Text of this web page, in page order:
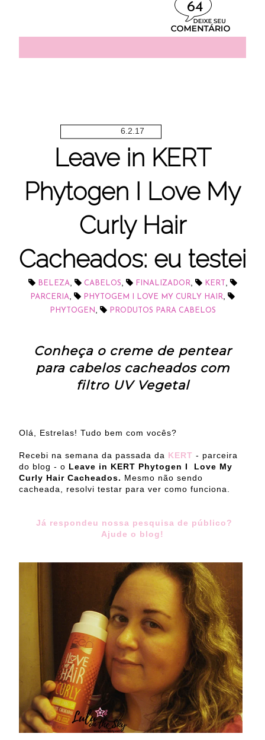
64
6.2.17
Leave in KERT
Phytogen I Love My
Curly Hair
Cacheados: eu testei
BELEZA, CABELOS, FINALIZADOR, KERT ,
PARCERIA, PHYTOGEM I LOVE MY CURLY HAIR,
PHYTOGEN, PRODUTOS PARA CABELOS
Conheça o creme de pentear
para cabelos cacheados com
filtro UV Vegetal
Olá, Estrelas! Tudo bem com vocês?
Recebi na semana da passada da KERT - parceira
do blog - o Leave in KERT Phytogen I Love My
Curly Hair Cacheados. Mesmo não sendo
cacheada, resolvi testar para ver como funciona.
Já respondeu nossa pesquisa de público?
Ajude o blog!